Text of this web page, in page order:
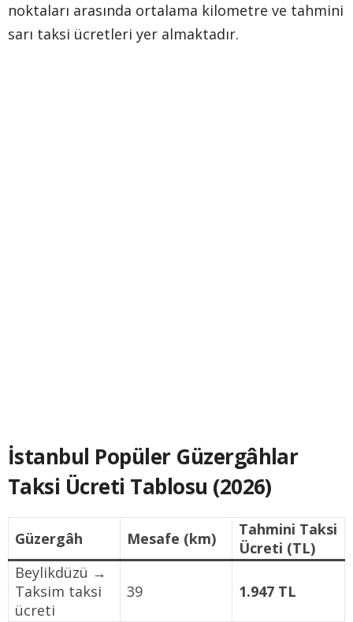
noktaları arasında ortalama kilometre ve tahmini
sarı taksi ücretleri yer almaktadır.
İstanbul Popüler Güzergâhlar
Taksi Ücreti Tablosu (2026)
Güzergâh Mesafe (km)
Tahmini Taksi
Ücreti (TL)
Beylikdüzü →
Taksim taksi
ücreti
39 1.947 TL